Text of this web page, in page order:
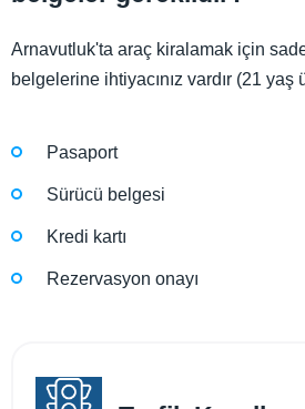
Arnavutluk'ta araç kiralamak için
belgelerine ihtiyacınız vardır (21 yaş
Pasaport
Sürücü belgesi
Kredi kartı
Rezervasyon onayı